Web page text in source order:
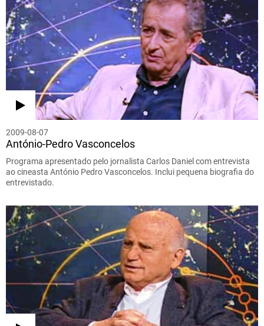
2009-08-07
António-Pedro Vasconcelos
Programa apresentado pelo jornalista Carlos Daniel com entrevista
ao cineasta António Pedro Vasconcelos. Inclui pequena biografia do
entrevistado.